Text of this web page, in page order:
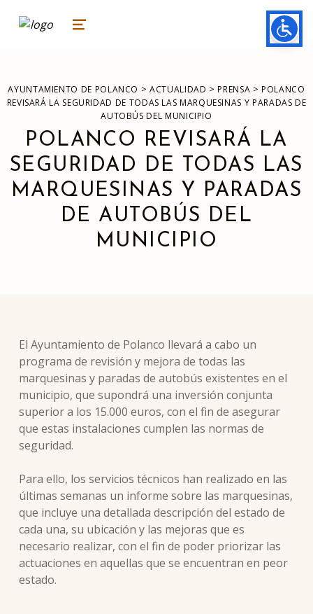
ayuntamiento de polanco
AYUNTAMIENTO DE POLANCO MENU
AYUNTAMIENTO DE POLANCO >ACTUALIDAD >PRENSA >POLANCO
REVISARÁ LA SEGURIDAD DE TODAS LAS MARQUESINAS Y PARADAS DE
AUTOBÚS DEL MUNICIPIO
POLANCO REVISARÁ LA
SEGURIDAD DE TODAS LAS
MARQUESINAS Y PARADAS
DE AUTOBÚS DEL
MUNICIPIO
El Ayuntamiento de Polanco llevará a cabo un
programa de revisión y mejora de todas las
marquesinas y paradas de autobús existentes en el
municipio, que supondrá una inversión conjunta
superior a los 15.000 euros, con el fin de asegurar
que estas instalaciones cumplen las normas de
seguridad.
Para ello, los servicios técnicos han realizado en las
últimas semanas un informe sobre las marquesinas,
que incluye una detallada descripción del estado de
cada una, su ubicación y las mejoras que es
necesario realizar, con el fin de poder priorizar las
actuaciones en aquellas que se encuentran en peor
estado.